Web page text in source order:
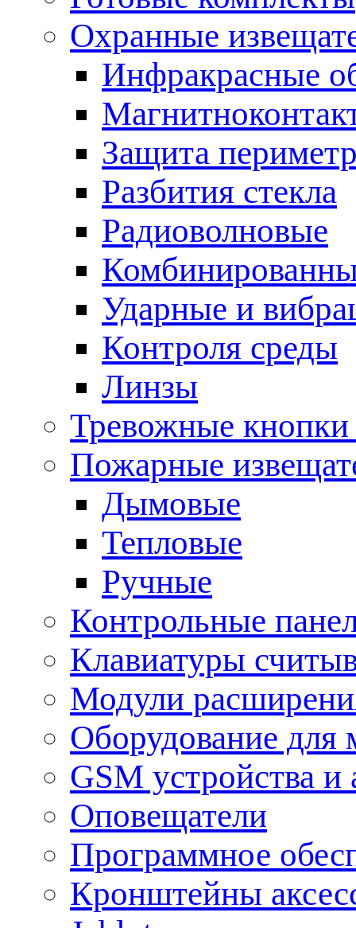
Охранные
Инфракрасные
Защита
Разбития стекла
Радиоволновые
Ударные и
Контроля среды
Линзы
Тревожные кнопки
Пожарные
Дымовые
Тепловые
Ручные
Контрольные
Клавиатуры
Модули
Оборудование для
GSM устройства и
Оповещатели
Программное
Кронштейны